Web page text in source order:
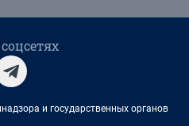
и государственных органов